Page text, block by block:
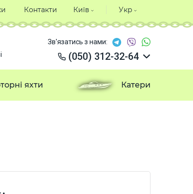
Контакти Київ Укр
Зв'язатись з нами:
(050) 312-32-64
(050) 312-32-64
(050) 312-32-64
(050) 312-32-64
яхти Катери